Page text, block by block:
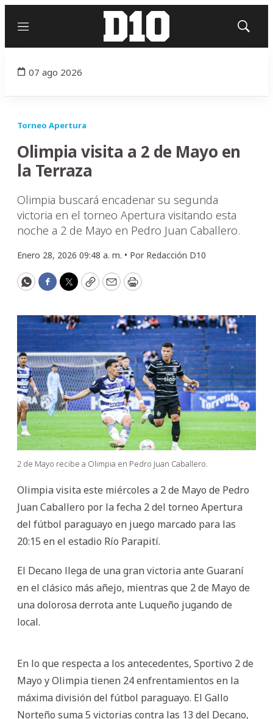
Menú
Mostrar
07 ago 2026
Torneo Apertura
Olimpia visita a 2 de Mayo en
la Terraza
Olimpia buscará encadenar su segunda
victoria en el torneo Apertura visitando esta
noche a 2 de Mayo en Pedro Juan Caballero.
Enero 28, 2026 09:48 a. m. • Por Redacción D10
WhatsApp
Facebook
Twitter
CopyEmailPrint
2 de Mayo recibe a Olimpia en Pedro Juan Caballero.
Olimpia visita este miércoles a 2 de Mayo de Pedro
Juan Caballero por la fecha 2 del torneo Apertura
del fútbol paraguayo en juego marcado para las
20:15 en el estadio Río Parapití.
El Decano llega de una gran victoria ante Guaraní
en el clásico más añejo, mientras que 2 de Mayo de
una dolorosa derrota ante Luqueño jugando de
local.
En lo que respecta a los antecedentes, Sportivo 2 de
Mayo y Olimpia tienen 24 enfrentamientos en la
máxima división del fútbol paraguayo. El Gallo
Norteño suma 5 victorias contra las 13 del Decano,